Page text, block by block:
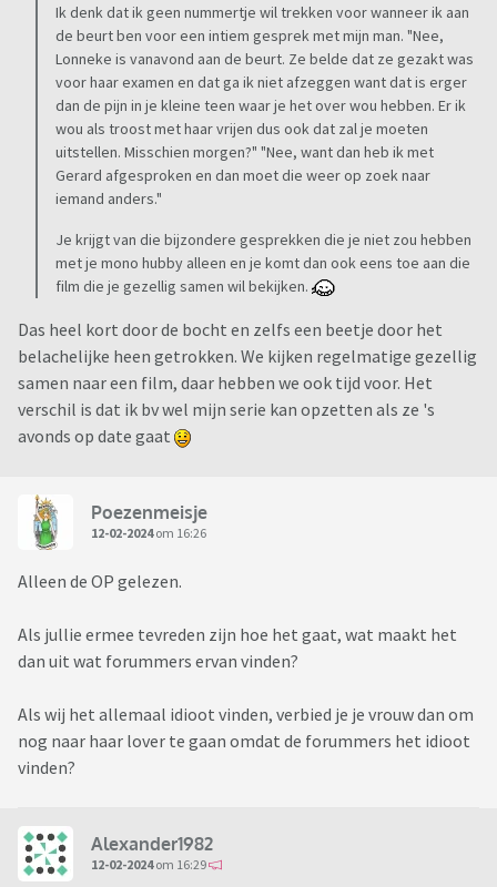
Ik denk dat ik geen nummertje wil trekken voor wanneer ik aan
de beurt ben voor een intiem gesprek met mijn man. "Nee,
Lonneke is vanavond aan de beurt. Ze belde dat ze gezakt was
voor haar examen en dat ga ik niet afzeggen want dat is erger
dan de pijn in je kleine teen waar je het over wou hebben. Er ik
wou als troost met haar vrijen dus ook dat zal je moeten
uitstellen. Misschien morgen?" "Nee, want dan heb ik met
Gerard afgesproken en dan moet die weer op zoek naar
iemand anders."
Je krijgt van die bijzondere gesprekken die je niet zou hebben
met je mono hubby alleen en je komt dan ook eens toe aan die
film die je gezellig samen wil bekijken.
Das heel kort door de bocht en zelfs een beetje door het
belachelijke heen getrokken. We kijken regelmatige gezellig
samen naar een film, daar hebben we ook tijd voor. Het
verschil is dat ik bv wel mijn serie kan opzetten als ze 's
avonds op date gaat
Poezenmeisje
12-02-2024om 16:26
Alleen de OP gelezen.
Als jullie ermee tevreden zijn hoe het gaat, wat maakt het
dan uit wat forummers ervan vinden?
Als wij het allemaal idioot vinden, verbied je je vrouw dan om
nog naar haar lover te gaan omdat de forummers het idioot
vinden?
Alexander1982
12-02-2024om 16:29